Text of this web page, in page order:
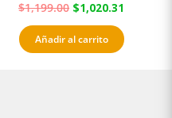
$1,199.00 $1,020.31
Añadir al carrito